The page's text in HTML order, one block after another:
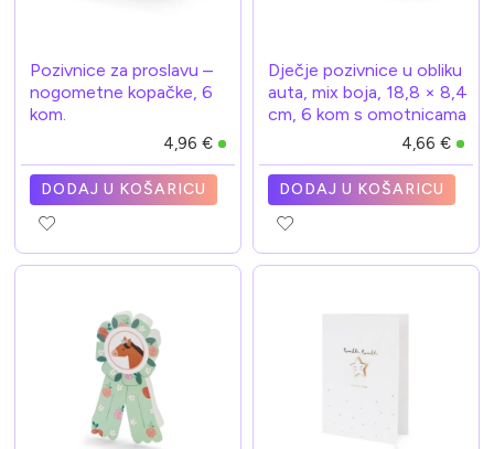
Pozivnice za proslavu –
nogometne kopačke, 6
kom.
4,96 €
DODAJ U KOŠARICU
Dječje pozivnice u obliku
auta, mix boja, 18,8 × 8,4
cm, 6 kom s omotnicama
4,66 €
DODAJ U KOŠARICU